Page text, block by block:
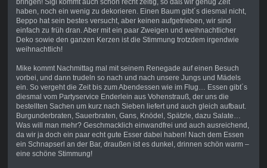
bringen! Sigi kommt auch schon recht zeitig, so daß wir genug Zeit
haben, noch ein wenig zu dekorieren. Einen Baum gibt´s diesmal nicht,
Beppo hat sein bestes versucht, aber keinen aufgetrieben, wir sind
einfach zu früh dran. Aber mit ein paar Zweigen und weihnachtlicher
Deko sowie den ganzen Kerzen ist die Stimmung trotzdem irgendwie
weihnachtlich!
Mike kommt Nachmittag mal mit seinem Renegade auf einen Besuch
vorbei, und dann trudeln so nach und nach unsere Jungs und Mädels
ein. So vergeht die Zeit bis zum Abendessen wie im Flug… Essen gibt´s
diesmal vom Partyservice Enderlein aus Vohenstrauß, der uns die
bestellten Sachen um kurz nach Sieben liefert und auch gleich aufbaut.
Burgunderbraten, Sauerbraten, Gans, Knödel, Spätzle, dazu Salate…
Was will man mehr? Geschmacklich einwandfrei und auch ausreichend,
da wir ja doch ein paar echt gute Esser dabei haben! Nach dem Essen
ein Schnapserl an der Bar, draußen ist es dunkel, drinnen schön warm –
eine schöne Stimmung!